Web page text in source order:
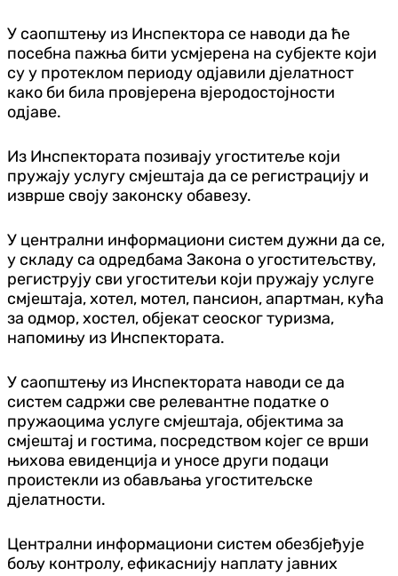
У саопштењу из Инспектора се наводи да ће
посебна пажња бити усмјерена на субјекте који
су у протеклом периоду одјавили дјелатност
како би била провјерена вјеродостојности
одјаве.
Из Инспектората позивају угоститеље који
пружају услугу смјештаја да се регистрацију и
изврше своју законску обавезу.
У централни информациони систем дужни да се,
у складу са одредбама Закона о угоститељству,
региструју сви угоститељи који пружају услуге
смјештаја, хотел, мотел, пансион, апартман, кућа
за одмор, хостел, објекат сеоског туризма,
напомињу из Инспектората.
У саопштењу из Инспектората наводи се да
систем садржи све релевантне податке о
пружаоцима услуге смјештаја, објектима за
смјештај и гостима, посредством којег се врши
њихова евиденција и уносе други подаци
проистекли из обављања угоститељске
дјелатности.
Централни информациони систем обезбјеђује
бољу контролу, ефикаснију наплату јавних